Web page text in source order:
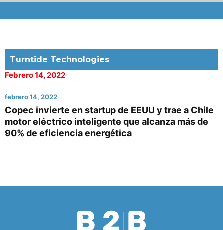
Turntide Technologies
Febrero 14, 2022
febrero 14, 2022
Copec invierte en startup de EEUU y trae a Chile
motor eléctrico inteligente que alcanza más de
90% de eficiencia energética